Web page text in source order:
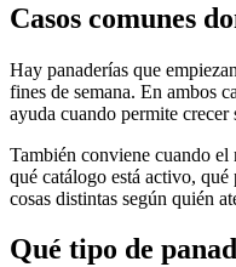
Casos comunes
Hay panaderías que
fines de semana. En ambos
ayuda cuando permite
También conviene cuando
qué catálogo está activo,
cosas distintas según quién
Qué tipo de